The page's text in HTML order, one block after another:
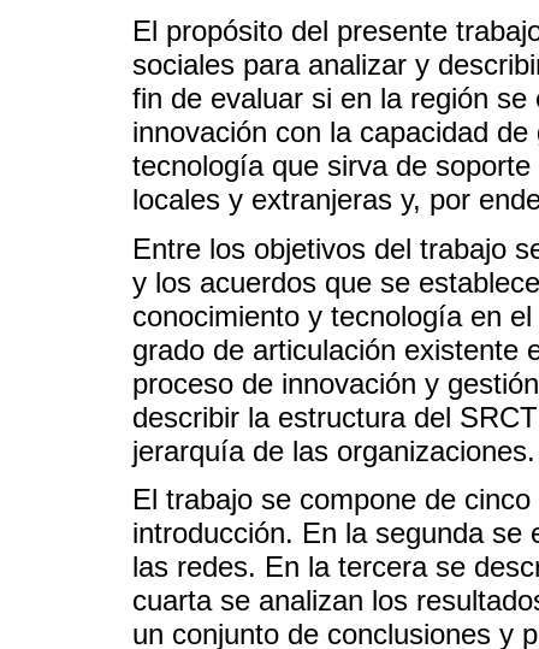
El propósito del presente
sociales para analizar y
fin de evaluar si en la región
innovación con la capacidad
tecnología que sirva de
locales y extranjeras y, por
Entre los objetivos del trabajo
y los acuerdos que se
conocimiento y tecnología en
grado de articulación existente
proceso de innovación y
describir la estructura del
jerarquía de las organizaciones.
El trabajo se compone de
introducción. En la segunda se
las redes. En la tercera se
cuarta se analizan los
un conjunto de conclusiones y